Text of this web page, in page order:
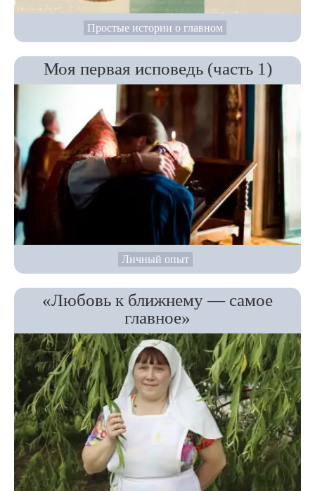
Простые истории о главном
Моя первая исповедь (часть 1)
Личный опыт
«Любовь к ближнему — самое
главное»